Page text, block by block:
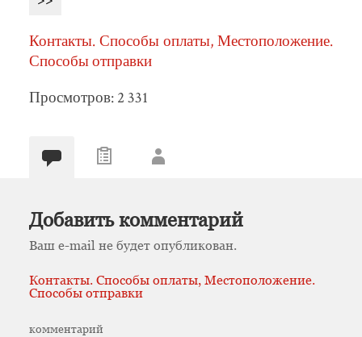
Контакты. Способы оплаты, Местоположение.
Способы отправки
Просмотров: 2 331
Добавить комментарий
Ваш e-mail не будет опубликован.
Контакты. Способы оплаты, Местоположение.
Способы отправки
комментарий